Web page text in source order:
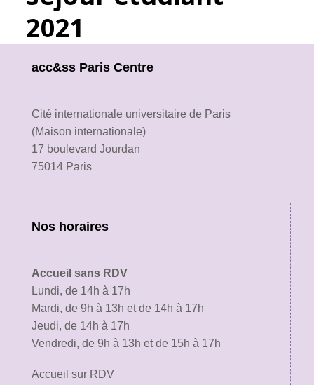
2021
acc&ss Paris Centre
Cité internationale universitaire de Paris
(Maison internationale)
17 boulevard Jourdan
75014 Paris
Nos horaires
Accueil sans RDV
Lundi, de 14h à 17h
Mardi, de 9h à 13h et de 14h à 17h
Jeudi, de 14h à 17h
Vendredi, de 9h à 13h et de 15h à 17h
Accueil sur RDV